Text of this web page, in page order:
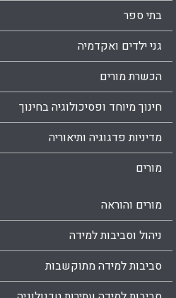
בתי ספר
גני ילדים ואקדמיה
הכשרת מורים
חינוך מיוחד ופסיכולוגיה בחינוך
מדיניות פדגוגיה ותיאוריה
מורים
מורים והוראה
ניהול וסביבות למידה
סביבות למידה מתוקשבות